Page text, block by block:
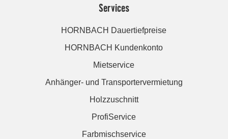
Services
HORNBACH Dauertiefpreise
HORNBACH Kundenkonto
Mietservice
Anhänger- und Transportervermietung
Holzzuschnitt
ProfiService
Farbmischservice